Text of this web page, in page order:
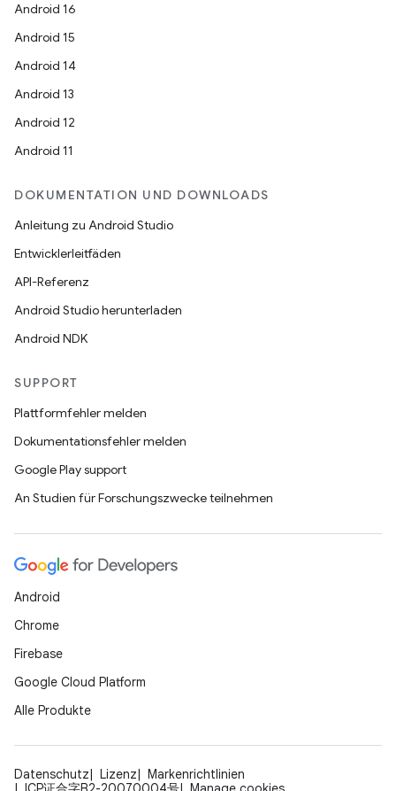
Android 16
Android 15
Android 14
Android 13
Android 12
Android 11
DOKUMENTATION UND DOWNLOADS
Anleitung zu Android Studio
Entwicklerleitfäden
API-Referenz
Android Studio herunterladen
Android NDK
SUPPORT
Plattformfehler melden
Dokumentationsfehler melden
Google Play support
An Studien für Forschungszwecke teilnehmen
Android
Chrome
Firebase
Google Cloud Platform
Alle Produkte
Datenschutz Lizenz
Markenrichtlinien